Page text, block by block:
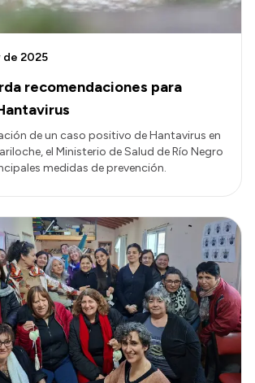
recomendaciones para
de 2025
de un caso positivo de Hantavirus en
el Ministerio de Salud de Río Negro
medidas de prevención.